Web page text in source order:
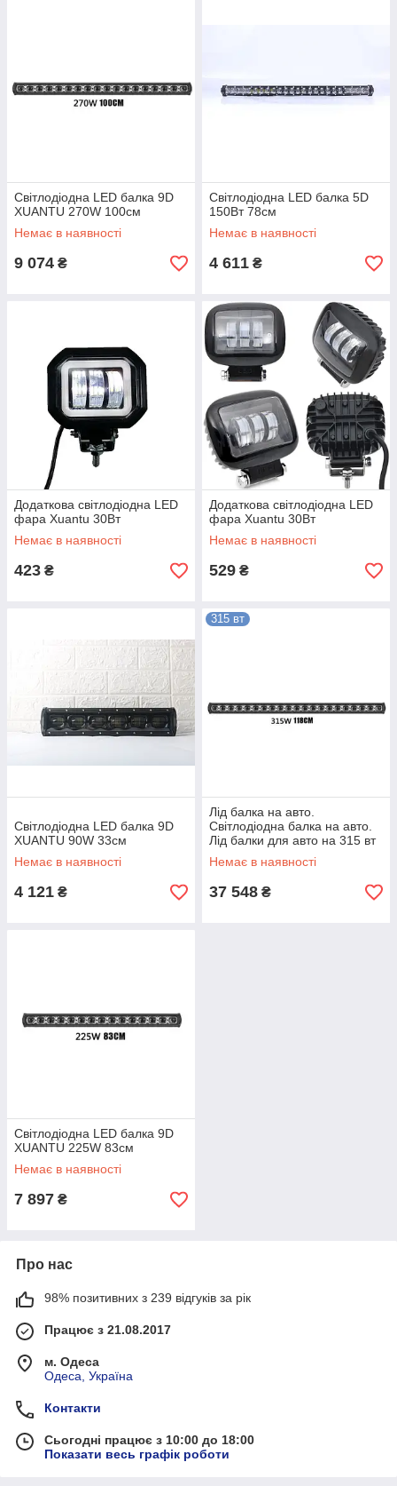
Світлодіодна LED балка 9D
XUANTU 270W 100см
Немає в наявності
9 074 ₴
Світлодіодна LED балка 5D
150Вт 78см
Немає в наявності
4 611 ₴
Додаткова світлодіодна LED
фара Xuantu 30Вт
Немає в наявності
423 ₴
Додаткова світлодіодна LED
фара Xuantu 30Вт
Немає в наявності
529 ₴
Світлодіодна LED балка 9D
XUANTU 90W 33см
Немає в наявності
4 121 ₴
315 вт
Лід балка на авто.
Світлодіодна балка на авто.
Лід балки для авто на 315 вт
Немає в наявності
37 548 ₴
Світлодіодна LED балка 9D
XUANTU 225W 83см
Немає в наявності
7 897 ₴
Про нас
98% позитивних з 239 відгуків за рік
Працює з 21.08.2017
м. Одеса
Одеса, Україна
Контакти
Сьогодні працює з 10:00 до 18:00
Показати весь графік роботи